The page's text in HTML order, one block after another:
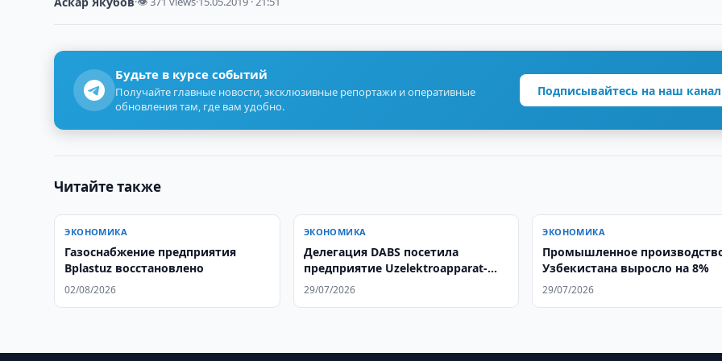
Будьте в курсе событий
Получайте главные новости, эксклюзивные репортажи и оперативные
обновления там, где вам удобно.
Подписывайтесь на наш канал
Читайте также
ЭКОНОМИКА
Газоснабжение предприятия
Bplastuz восстановлено
02/08/2026
ЭКОНОМИКА
Делегация DABS посетила
предприятие Uzelektroapparat-
Elektroshit
29/07/2026
ЭКОНОМИКА
Промышленное
Узбекистана выросло на 8%
29/07/2026